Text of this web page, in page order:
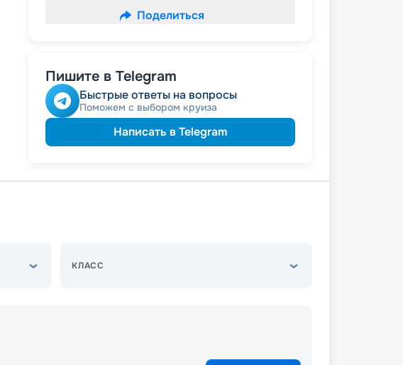
Поделиться
Пишите в Telegram
Быстрые ответы на вопросы
Поможем с выбором круиза
Написать в Telegram
КЛАСС